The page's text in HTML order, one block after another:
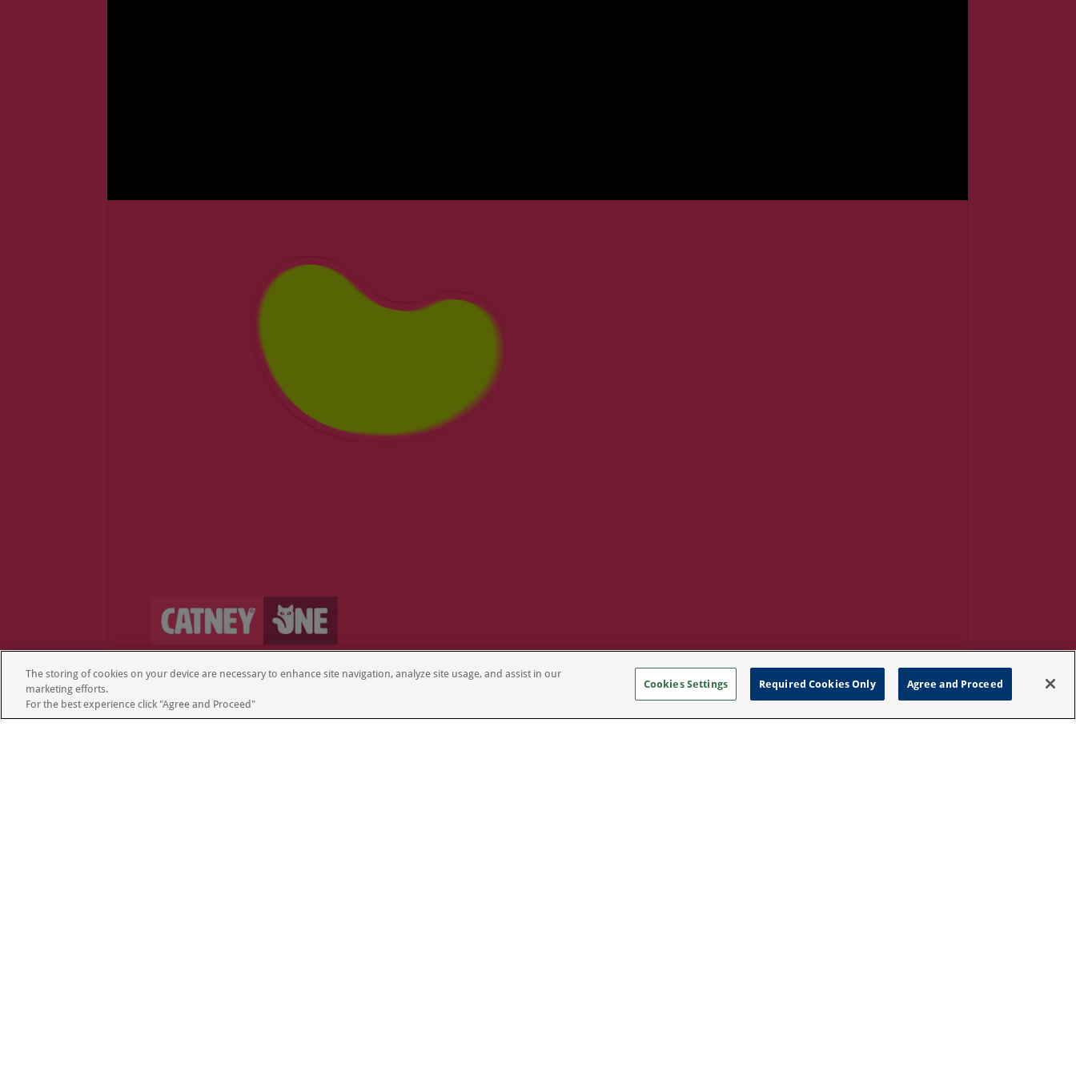
The storing of cookies on your device are necessary to enhance site navigation, analyze site usage, and assist in our
marketing efforts.
For the best experience click "Agree and Proceed"
Cookies Settings Required Cookies Only Agree and Proceed